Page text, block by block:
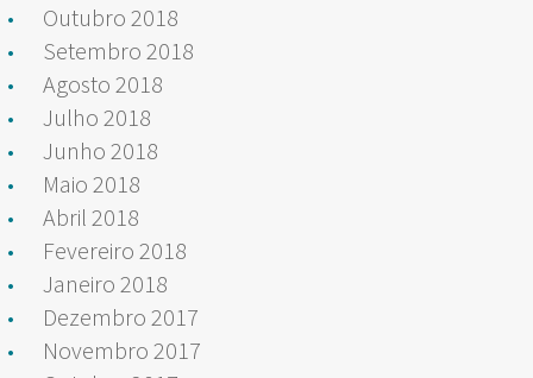
Outubro 2018
Setembro 2018
Agosto 2018
Julho 2018
Junho 2018
Maio 2018
Abril 2018
Fevereiro 2018
Janeiro 2018
Dezembro 2017
Novembro 2017